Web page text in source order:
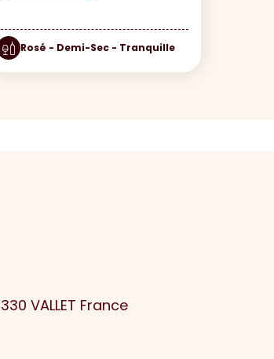
Rosé - Demi-Sec - Tranquille
VALLET France